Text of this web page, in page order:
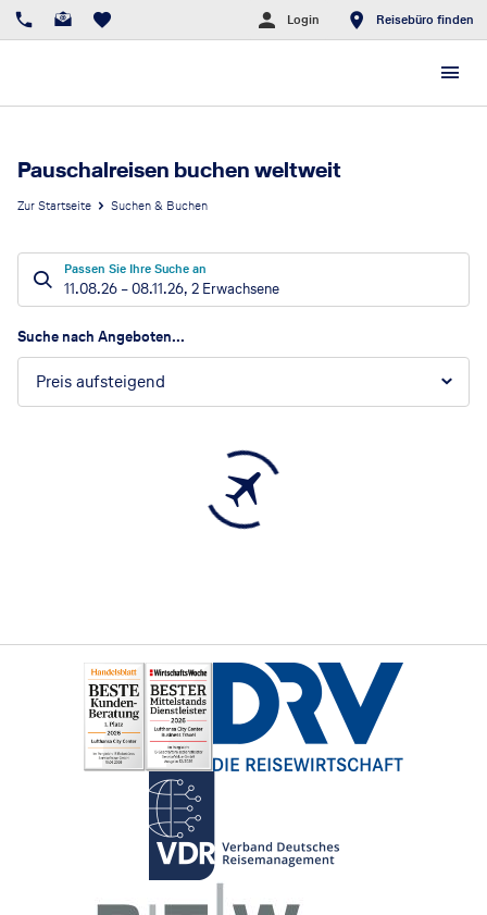
Login Reisebüro finden
Pauschalreisen buchen weltweit
Zur Startseite Suchen & Buchen
Passen Sie Ihre Suche an
11.08.26 –08.11.26, 2 Erwachsene
Suche nach Angeboten...
Preis aufsteigend